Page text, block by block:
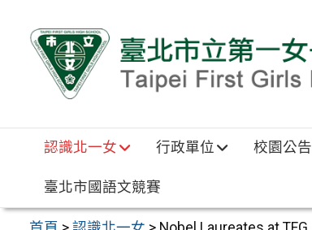
認識北一女 行政單位 校園公告
臺北市國語文競賽